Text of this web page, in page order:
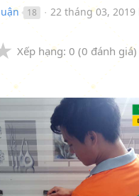
18 ● 22 tháng 03, 2019
Xếp hạng: 0 (0 đánh giá)